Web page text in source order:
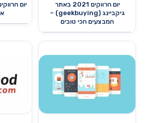
יום הרווקים 2021 באתר
גיקביינג (geekbuying) –
המבצעים הכי טובים